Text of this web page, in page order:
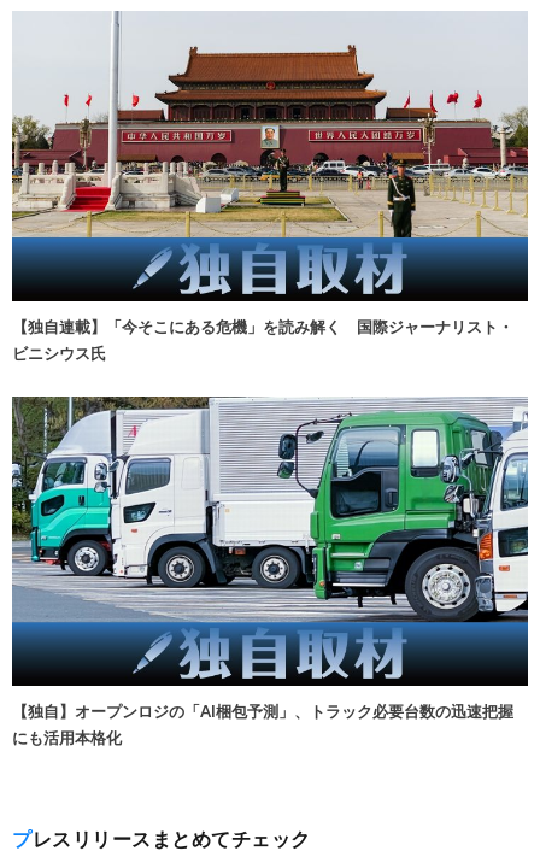
【独自連載】「今そこにある危機」を読み解く 国際ジャーナリスト・
ビニシウス氏
【独自】オープンロジの「AI梱包予測」、トラック必要台数の迅速把握
にも活用本格化
プレスリリースまとめてチェック